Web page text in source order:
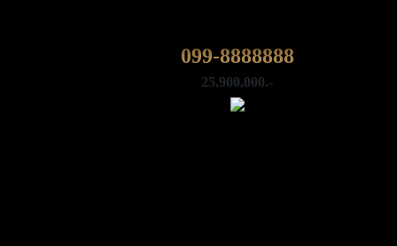
099-8888888
25,900,000.-